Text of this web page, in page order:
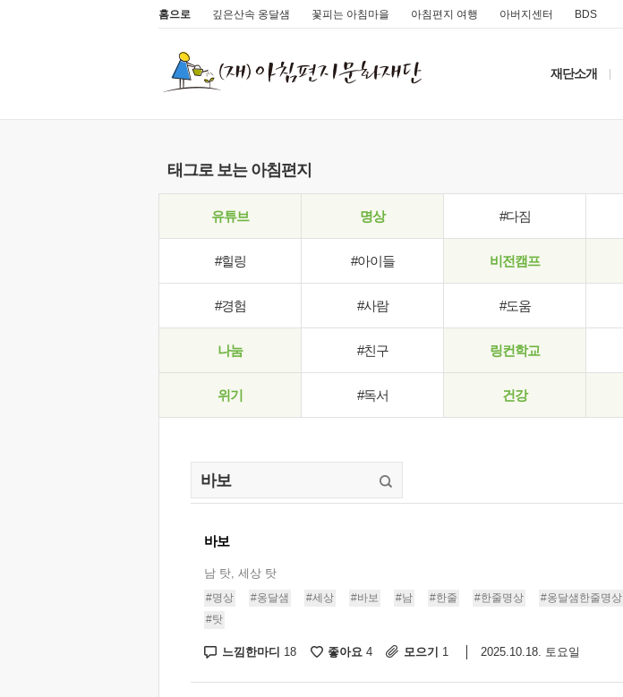
홈으로 깊은산속 옹달샘 꽃피는 아침마을 아침편지 여행 아버지센터 BDS
재단소개
태그로 보는 아침편지
유튜브 명상 #다짐
#힐링 #아이들 비전캠프
#경험 #사람 #도움
나눔 #친구 링컨학교
위기 #독서 건강
바보
남 탓, 세상 탓
#명상 #옹달샘 #세상 #바보 #남 #한줄 #한줄명상
#옹달샘한줄명상
#탓
느낌한마디 18 좋아요 4 모으기 1 2025.10.18. 토요일